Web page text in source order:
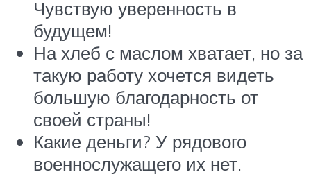
Чувствую уверенность в
будущем!
На хлеб с маслом хватает, но за
такую работу хочется видеть
большую благодарность от
своей страны!
Какие деньги? У рядового
военнослужащего их нет.